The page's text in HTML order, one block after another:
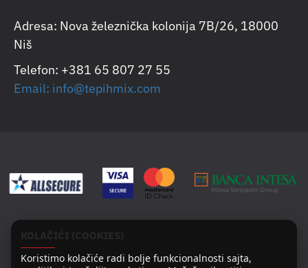
Adresa: Nova železnička kolonija 7B/26, 18000
Niš
Telefon: +381 65 807 27 55
Email: info@tepihmix.com
KOLAČIĆI (COOKIES)
Koristimo kolačiće radi bolje funkcionalnosti sajta,